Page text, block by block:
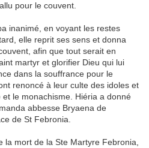
pour le couvent.
en voyant les restes
elle reprit ses sens et donna
afin que tout serait en
martyr et glorifier Dieu qui lui
dans la souffrance pour le
renoncé à leur culte des idoles et
le monachisme. Hiéria a donné
abbesse Bryaena de
de St Febronia.
mort de la Ste Martyre Febronia,